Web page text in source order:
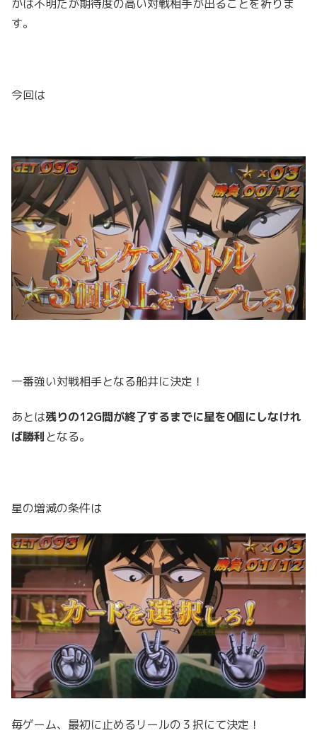
かは不明だが期待度の高い対戦相手が出ることを祈りま
す。
今回は
一番強い対戦相手となる船井に決定！
あとは残りの12G間が終了するまでに星を0個にしなけれ
ば勝利となる。
星の増減の条件は
毎ゲーム、最初に止めるリールの３択にて決定！